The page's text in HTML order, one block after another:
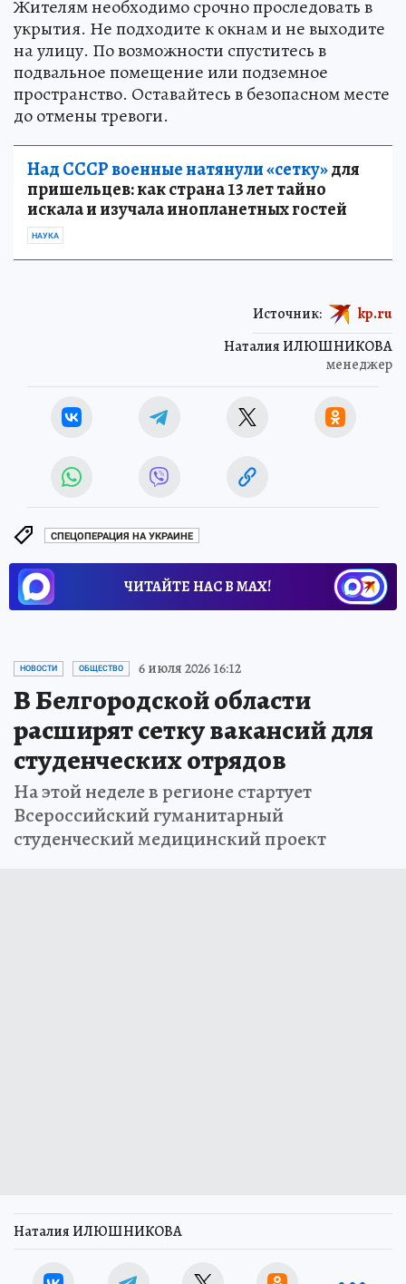
Жителям необходимо срочно проследовать в
укрытия. Не подходите к окнам и не выходите
на улицу. По возможности спуститесь в
подвальное помещение или подземное
пространство. Оставайтесь в безопасном месте
до отмены тревоги.
Над СССР военные натянули «сетку»для
пришельцев: как страна 13 лет тайно
искала и изучала инопланетных гостей
НАУКА
Наталия ИЛЮШНИКОВА
менеджер
Источник: kp.ru
СПЕЦОПЕРАЦИЯ НА УКРАИНЕ
ЧИТАЙТЕ НАС В МАХ!
НОВОСТИ ОБЩЕСТВО 6 июля 2026 16:12
В Белгородской области
расширят сетку вакансий для
студенческих отрядов
На этой неделе в регионе стартует
Всероссийский гуманитарный
студенческий медицинский проект
Наталия ИЛЮШНИКОВА